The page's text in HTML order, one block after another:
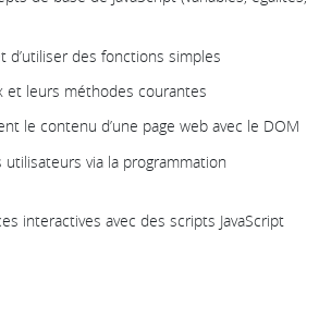
d’utiliser des fonctions simples
et leurs méthodes courantes
le contenu d’une page web avec le DOM
via la programmation
interactives avec des scripts JavaScript